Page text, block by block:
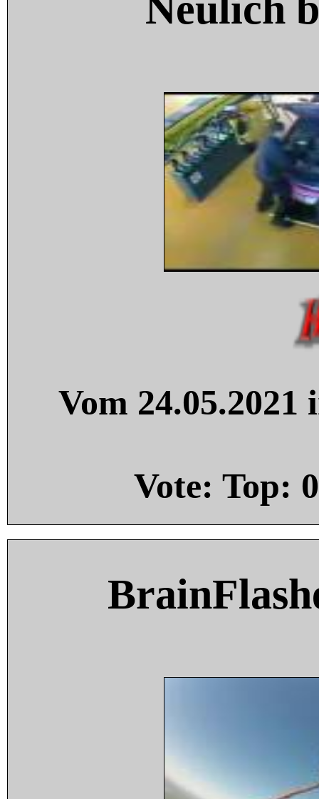
Vom
Vote: Top: 0